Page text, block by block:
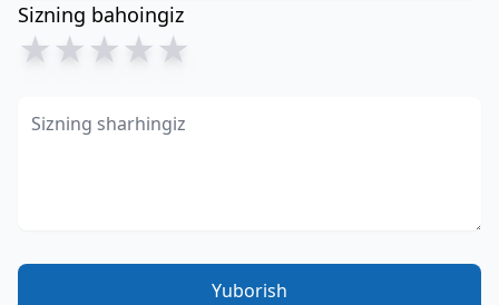
Sizning bahoingiz
★★★★★
Yuborish